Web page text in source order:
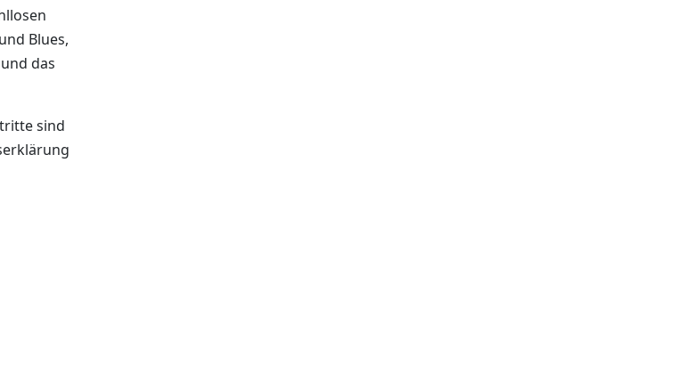
Blues,
das
sind